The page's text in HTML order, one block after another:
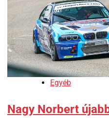
Egyéb
Nagy Norbert